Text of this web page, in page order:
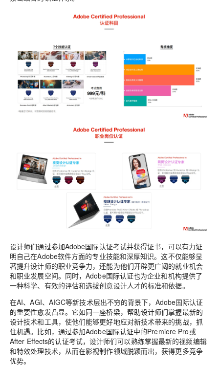
设计师们通过参加Adobe国际认证考试并获得证书，可以有力证
明自己在Adobe软件方面的专业技能和深厚知识。这不仅能够显
著提升设计师的职业竞争力，还能为他们开辟更广阔的就业机会
和职业发展空间。同时，Adobe国际认证也为企业和机构提供了
一种科学、有效的评估和选拔创意设计人才的标准和依据。
在AI、AGI、AIGC等新技术层出不穷的背景下，Adobe国际认证
的重要性愈发凸显。它如同一座桥梁，帮助设计师们掌握最新的
设计技术和工具，使他们能够更好地应对新技术带来的挑战，抓
住机遇。比如，通过参加Adobe国际认证中的Premiere Pro或
After Effects的认证考试，设计师们可以熟练掌握最新的视频编辑
和特效处理技术，从而在影视制作领域脱颖而出，获得更多竞争
优势。